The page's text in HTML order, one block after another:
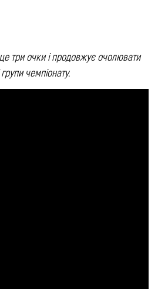
три очки і продовжує очолювати
чемпіонату.